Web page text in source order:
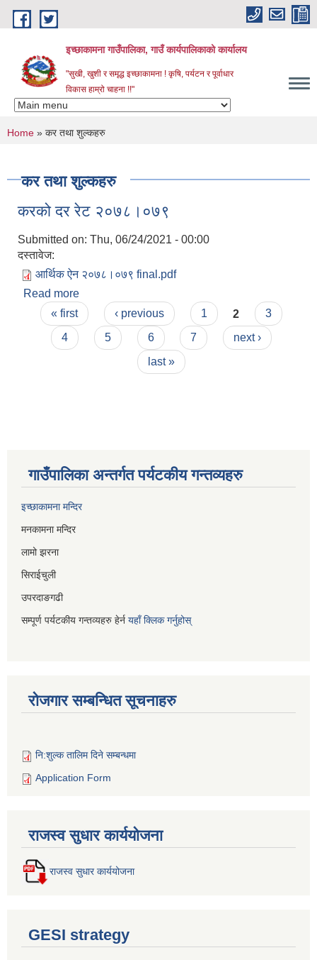
Skip to main content
इच्छाकामना गाउँपालिका, गाउँ कार्यपालिकाको कार्यालय
"सुखी, खुशी र समृद्ध इच्छाकामना ! कृषि, पर्यटन र पूर्वाधार
विकास हाम्रो चाहना !!"
You are here
Home » कर तथा शुल्कहरु
कर तथा शुल्कहरु
करको दर रेट २०७८।०७९
Submitted on: Thu, 06/24/2021 - 00:00
दस्तावेज:
आर्थिक ऐन २०७८।०७९ final.pdf
Read more
Pages
« first ‹ previous 1 2
3
4
5 6 7
next ›
last »
गाउँपालिका अन्तर्गत पर्यटकीय गन्तव्यहरु
इच्छाकामना मन्दिर
मनकामना मन्दिर
लामो झरना
सिराईचुली
उपरदाङगढी
सम्पूर्ण पर्यटकीय गन्तव्यहरु हेर्न यहाँ क्लिक गर्नुहोस्
रोजगार सम्बन्धित सूचनाहरु
नि:शुल्क तालिम दिने सम्बन्धमा
Application Form
राजस्व सुधार कार्ययोजना
राजस्व सुधार कार्ययोजना
GESI strategy